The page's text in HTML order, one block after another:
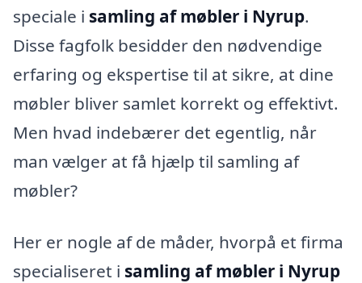
speciale i samling af møbler i Nyrup.
Disse fagfolk besidder den nødvendige
erfaring og ekspertise til at sikre, at dine
møbler bliver samlet korrekt og effektivt.
Men hvad indebærer det egentlig, når
man vælger at få hjælp til samling af
møbler?
Her er nogle af de måder, hvorpå et firma
specialiseret i samling af møbler i Nyrup